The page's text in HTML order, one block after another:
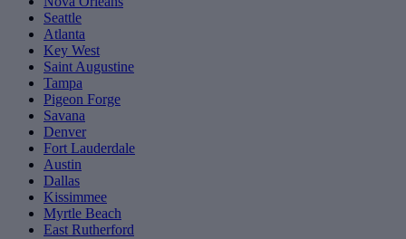
Seattle
Atlanta
Key West
Saint Augustine
Tampa
Pigeon Forge
Savana
Denver
Fort Lauderdale
Austin
Dallas
Kissimmee
Myrtle Beach
East Rutherford